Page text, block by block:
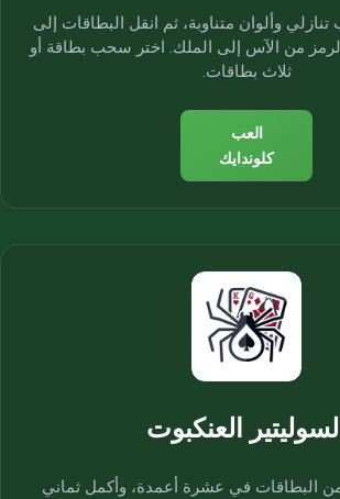
تنازلي وألوان متناوبة، ثم انقل البطاقات إلى
من الآس إلى الملك. اختر سحب بطاقة أو
ثلاث بطاقات.
العب
كلوندايك
السوليتير العنكبوت
البطاقات في عشرة أعمدة، وأكمل ثماني